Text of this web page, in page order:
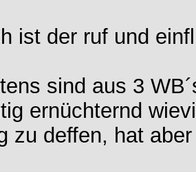
ist der ruf und
sind aus 3
ernüchternd
zu deffen, hat